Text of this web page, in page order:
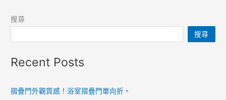
搜尋
搜尋
Recent Posts
摺疊門外觀質感！浴室摺疊門單向折。